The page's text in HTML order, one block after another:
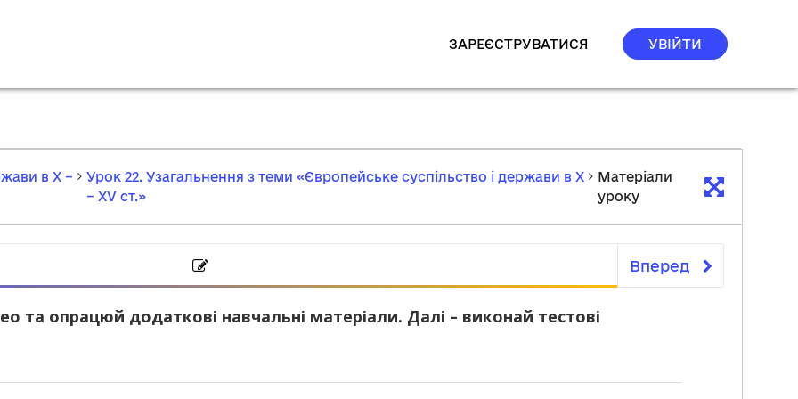
ЗАРЕЄСТРУВАТИСЯ УВІЙТИ
в Х –
Урок 22. Узагальнення з теми «Європейське суспільство і держави в Х
– ХV ст.»
Матеріали
уроку
Вперед
та опрацюй додаткові навчальні матеріали. Далі – виконай тестові